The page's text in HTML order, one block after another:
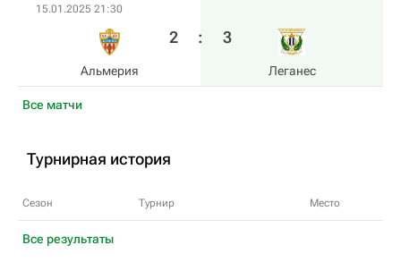
Все матчи
15.01.2025 21:30
Альмерия
2 : 3
Леганес
Турнирная история
Сезон Турнир Место
Все результаты